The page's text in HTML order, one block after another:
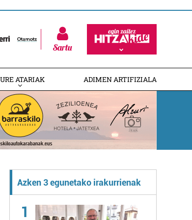
Sartu
ATARIAK ADIMEN ARTIFIZIALA
Azken 3 egunetako irakurrienak
1